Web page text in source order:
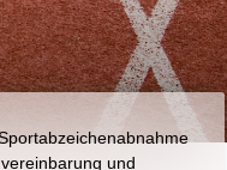
und